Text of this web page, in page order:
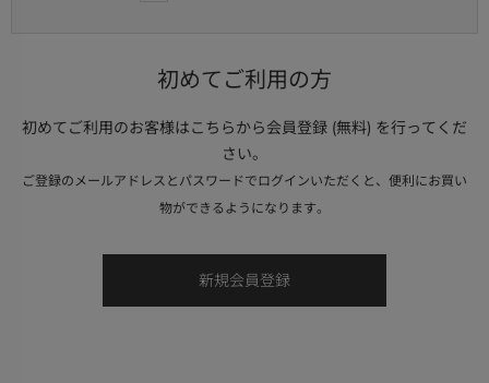
初めてご利用の方
初めてご利用のお客様はこちらから会員登録 (無料) を行ってくだ
さい。
ご登録のメールアドレスとパスワードでログインいただくと、便利にお買い
物ができるようになります。